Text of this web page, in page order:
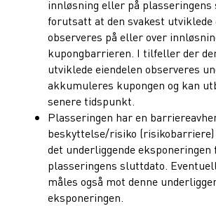
innløsning eller på plasseringens
forutsatt at den svakest utviklede
observeres på eller over
kupongbarrieren. I tilfeller der
utviklede eiendelen observeres
akkumuleres kupongen og kan
senere tidspunkt.
Plasseringen har en
beskyttelse/risiko
det underliggende
plasseringens sluttdato.
måles også mot denne
eksponeringen.